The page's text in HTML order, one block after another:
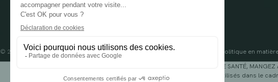
© 2024 OENOBIOL PARISMentions légalesConditions Générales d’Utilisation
Politique en
POUR VOTRE SANTÉ,
Les complément alimentaires doivent être utilisés dans le